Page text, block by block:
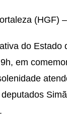
(HGF)
do
em